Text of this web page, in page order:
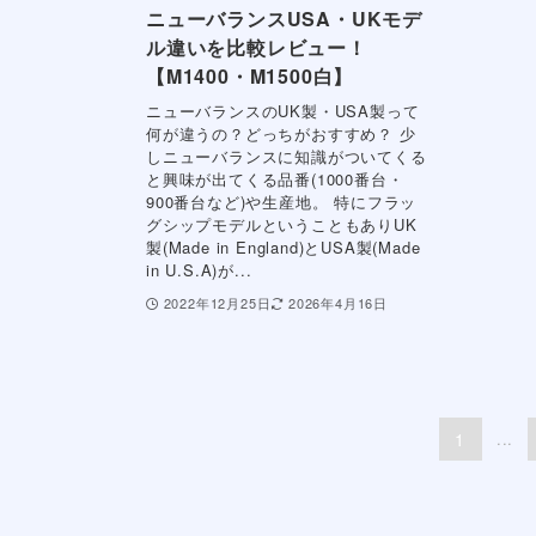
ニューバランスUSA・UKモデ
ル違いを比較レビュー！
【M1400・M1500白】
ニューバランスのUK製・USA製って
何が違うの？どっちがおすすめ？ 少
しニューバランスに知識がついてくる
と興味が出てくる品番(1000番台・
900番台など)や生産地。 特にフラッ
グシップモデルということもありUK
製(Made in England)とUSA製(Made
in U.S.A)が...
2022年12月25日 2026年4月16日
1 ...